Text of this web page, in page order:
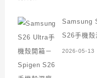
Samsung
S26手機殼
2026-05-13